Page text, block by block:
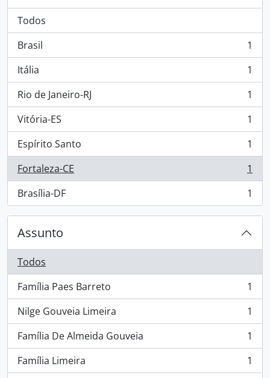
Todos
Brasil
, 1 resultados
1
Itália
, 1 resultados
1
Rio de Janeiro-RJ
, 1 resultados
1
Vitória-ES
, 1 resultados
1
Espírito Santo
, 1 resultados
1
Fortaleza-CE
, 1 resultados
1
Brasília-DF
, 1 resultados 1
Assunto
Todos
Família Paes Barreto
, 1 resultados
1
Nilge Gouveia Limeira
, 1 resultados
1
Família De Almeida Gouveia
, 1 resultados
1
Família Limeira
, 1 resultados
1